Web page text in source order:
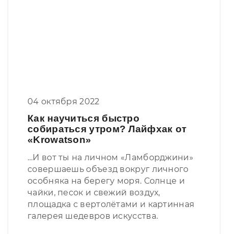
04 октября 2022
Как научиться быстро
собираться утром? Лайфхак от
«Krowatson»
…И вот ты на личном «Ламборджини»
совершаешь объезд вокруг личного
особняка на берегу моря. Солнце и
чайки, песок и свежий воздух,
площадка с вертолётами и картинная
галерея шедевров искусства.